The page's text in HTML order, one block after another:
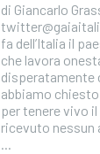
di Giancarlo
fa dell’Italia il
che lavora
disperatamente
abbiamo
per tenere vivo
ricevuto nessun
...